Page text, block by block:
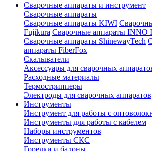
Сварочные аппараты и инструмент
Сварочные аппараты
Сварочные аппараты KIWI
Fujikura Сварочные аппараты INNO
Сварочные аппараты ShinewayTech
аппараты FiberFox
Скалыватели
Аксессуары для сварочных
Расходные материалы
Термострипперы
Электроды для сварочных аппаратов
Инструменты
Инструмент для работы с
Инструменты для работы с кабелем
Наборы инструментов
Инструменты СКС
Горелки и балоны